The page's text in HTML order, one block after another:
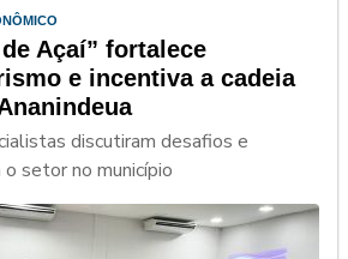
Açaí” fortalece
e incentiva a cadeia
discutiram desafios e
setor no município